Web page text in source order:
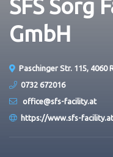
SFS Sorg
GmbH
Paschinger Str. 115, 4060
0732 672016
office@sfs-facility.at
https://www.sfs-